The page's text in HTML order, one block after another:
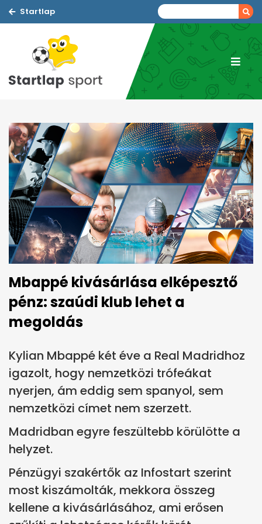
Startlap
Mbappé kivásárlása elképesztő
pénz: szaúdi klub lehet a
megoldás
Kylian Mbappé két éve a Real Madridhoz
igazolt, hogy nemzetközi trófeákat
nyerjen, ám eddig sem spanyol, sem
nemzetközi címet nem szerzett.
Madridban egyre feszültebb körülötte a
helyzet.
Pénzügyi szakértők az Infostart szerint
most kiszámolták, mekkora összeg
kellene a kivásárlásához, ami erősen